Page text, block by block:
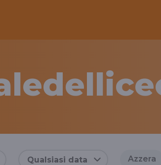
Qualsiasi data Azzera